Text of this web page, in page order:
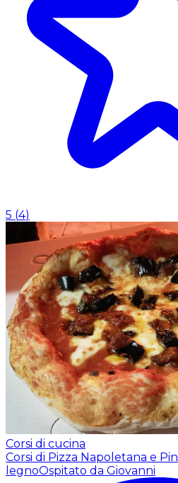
5 (4)
Corsi di cucina
Corsi di Pizza Napoletana e
legnoOspitato da Giovanni